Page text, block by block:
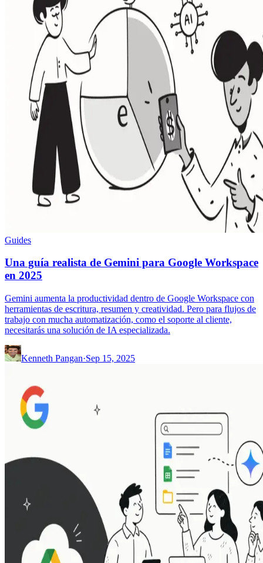
Guides
Una guía realista de Gemini para Google Workspace
en 2025
Gemini aumenta la productividad dentro de Google Workspace con
herramientas de escritura, resumen y creatividad. Pero para flujos de
trabajo con mucha automatización, como el soporte al cliente,
necesitarás una solución de IA especializada.
Kenneth Pangan·Sep 15, 2025